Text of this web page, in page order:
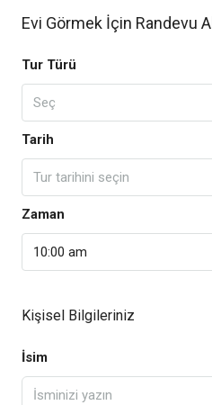
Evi Görmek İçin Randevu Al
Tur Türü
Seç
Tarih
Tur tarihini seçin
Zaman
10:00 am
Kişisel Bilgileriniz
İsim